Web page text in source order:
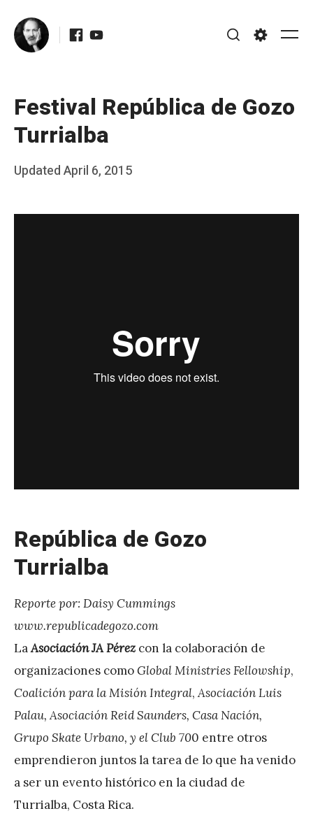
content
Facebook
Youtube
Festival República de Gozo
Turrialba
Posted
UpdatedApril 6, 2015
b
República de Gozo
Turrialba
Reporte por: Daisy Cummings
www.republicadegozo.com
LaAsociación JA Pérez con la colaboración de
organizaciones comoGlobal Ministries Fellowship,
Coalición para la Misión Integral,Asociación Luis
Palau, Asociación Reid Saunders, Casa Nación,
Grupo Skate Urbano, y el Club 700 entre otros
emprendieron juntos la tarea de lo que ha venido
a ser un evento histórico en la ciudad de
Turrialba, Costa Rica.